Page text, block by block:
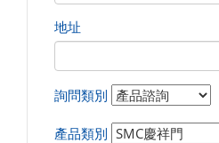
地址
詢問類別
產品類別